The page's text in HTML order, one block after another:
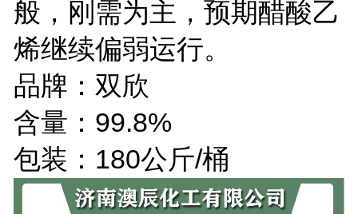
般，刚需为主，预期醋酸乙
烯继续偏弱运行。
品牌：双欣
含量：99.8%
包装：180公斤/桶